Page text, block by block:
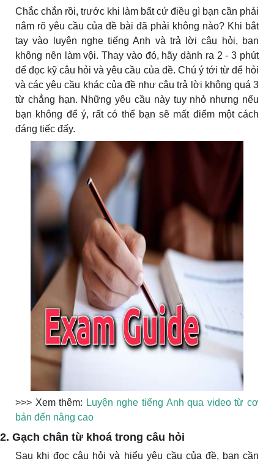
Chắc chắn rồi, trước khi làm bất cứ điều gì bạn cần phải
nắm rõ yêu cầu của đề bài đã phải không nào? Khi bắt
tay vào luyện nghe tiếng Anh và trả lời câu hỏi, bạn
không nên làm vội. Thay vào đó, hãy dành ra 2 - 3 phút
để đọc kỹ câu hỏi và yêu cầu của đề. Chú ý tới từ để hỏi
và các yêu cầu khác của đề như câu trả lời không quá 3
từ chẳng hạn. Những yêu cầu này tuy nhỏ nhưng nếu
bạn không để ý, rất có thể bạn sẽ mất điểm một cách
đáng tiếc đấy.
>>> Xem thêm: Luyện nghe tiếng Anh qua video từ cơ
bản đến nâng cao
2. Gạch chân từ khoá trong câu hỏi
Sau khi đọc câu hỏi và hiểu yêu cầu của đề, bạn cần